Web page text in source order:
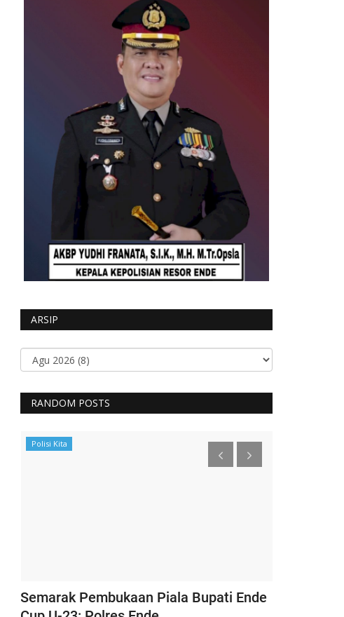
ARSIP
RANDOM POSTS
Polisi Kita
Semarak Pembukaan Piala Bupati Ende